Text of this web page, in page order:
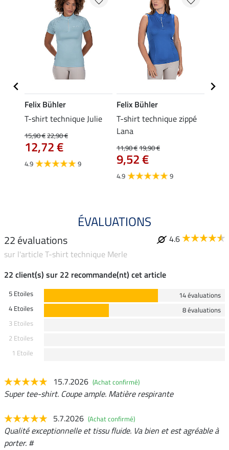
Felix Bühler
T-shirt technique Julie
15,90 €22,90 €
12,72 €
4.9 9
Felix Bühler
T-shirt technique zippé
Lana
11,90 €19,90 €
9,52 €
4.9 9
ÉVALUATIONS
22 évaluations
4.6
sur l'article T-shirt technique Merle
22 client(s) sur 22 recommande(nt) cet article
5 Etoiles
14 évaluations
4 Etoiles
8 évaluations
3 Etoiles
2 Etoiles
1 Etoile
15.7.2026 (Achat confirmé)
Super tee-shirt. Coupe ample. Matière respirante
5.7.2026 (Achat confirmé)
Qualité exceptionnelle et tissu fluide. Va bien et est agréable à
porter. #